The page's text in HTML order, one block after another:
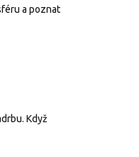
a poznat
Když